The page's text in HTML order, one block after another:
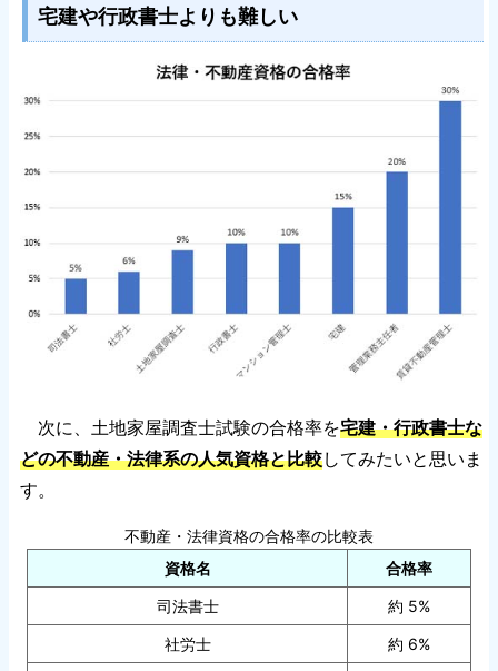
宅建や行政書士よりも難しい
次に、土地家屋調査士試験の合格率を宅建・行政書士な
どの不動産・法律系の人気資格と比較してみたいと思いま
す。
不動産・法律資格の合格率の比較表
資格名
合格率
司法書士
約 5%
社労士
約 6%